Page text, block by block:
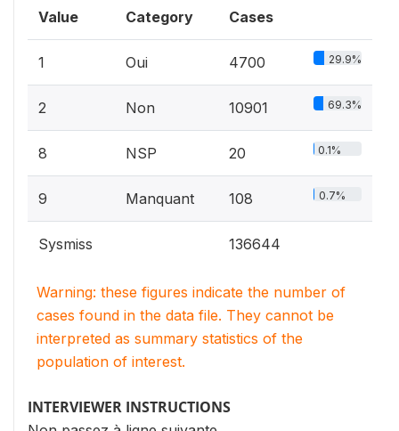
Value Category Cases
1 Oui 4700 29.9%
2 Non 10901 69.3%
8 NSP 20 0.1%
9 Manquant 108 0.7%
Sysmiss 136644
Warning: these figures indicate the number of
cases found in the data file. They cannot be
interpreted as summary statistics of the
population of interest.
INTERVIEWER INSTRUCTIONS